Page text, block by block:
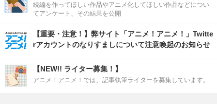
続編を作ってほしい作品やアニメ化してほしい作品などについ
てアンケート、その結果を公開
【重要・注意！】弊サイト「アニメ！アニメ！」Twitte
rアカウントのなりすましについて注意喚起のお知らせ
【NEW!! ライター募集！】
アニメ！アニメ！では、記事執筆ライターを募集しています。